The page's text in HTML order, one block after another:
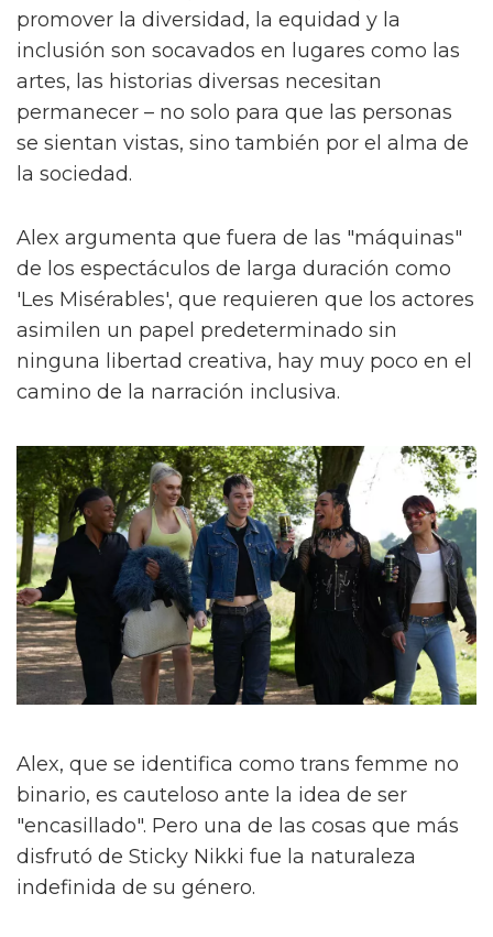
promover la diversidad, la equidad y la
inclusión son socavados en lugares como las
artes, las historias diversas necesitan
permanecer – no solo para que las personas
se sientan vistas, sino también por el alma de
la sociedad.
Alex argumenta que fuera de las "máquinas"
de los espectáculos de larga duración como
'Les Misérables', que requieren que los actores
asimilen un papel predeterminado sin
ninguna libertad creativa, hay muy poco en el
camino de la narración inclusiva.
Alex, que se identifica como trans femme no
binario, es cauteloso ante la idea de ser
"encasillado". Pero una de las cosas que más
disfrutó de Sticky Nikki fue la naturaleza
indefinida de su género.